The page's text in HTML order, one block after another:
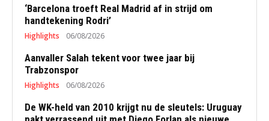
‘Barcelona troeft Real Madrid af in strijd om
handtekening Rodri’
Highlights 06/08/2026
Aanvaller Salah tekent voor twee jaar bij
Trabzonspor
Highlights 06/08/2026
De WK-held van 2010 krijgt nu de sleutels: Uruguay